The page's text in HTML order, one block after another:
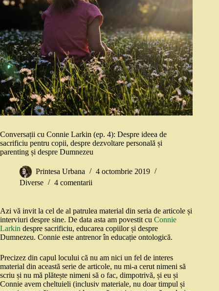
Conversații cu Connie Larkin (ep. 4): Despre ideea de
sacrificiu pentru copii, despre dezvoltare personală și
parenting și despre Dumnezeu
Printesa Urbana
4 octombrie 2019
Diverse
4 comentarii
Azi vă invit la cel de al patrulea material din seria de articole și
interviuri despre sine. De data asta am povestit cu Connie
Larkin despre sacrificiu, educarea copiilor și despre
Dumnezeu. Connie este antrenor în educație ontologică.
Precizez din capul locului că nu am nici un fel de interes
material din această serie de articole, nu mi-a cerut nimeni să
scriu și nu mă plătește nimeni să o fac, dimpotrivă, și eu și
Connie avem cheltuieli (inclusiv materiale, nu doar timpul și